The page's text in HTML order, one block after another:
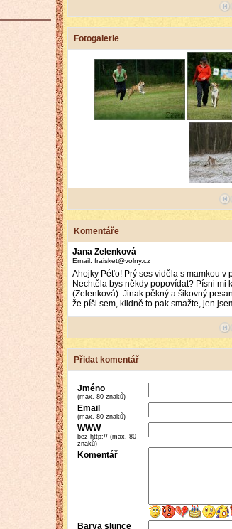
Fotogalerie
Komentáře
Jana Zelenková
Email: fraisket@volny.cz
Ahojky Péťo! Prý ses viděla s mamkou v
Nechtěla bys někdy popovídat? Písni mi
(Zelenková). Jinak pěkný a šikovný
že píši sem, klidně to pak smažte, jen
Přidat komentář
Jméno
(max. 80 znaků)
Email
(max. 80 znaků)
WWW
bez http:// (max. 80
znaků)
Komentář
Barva slunce